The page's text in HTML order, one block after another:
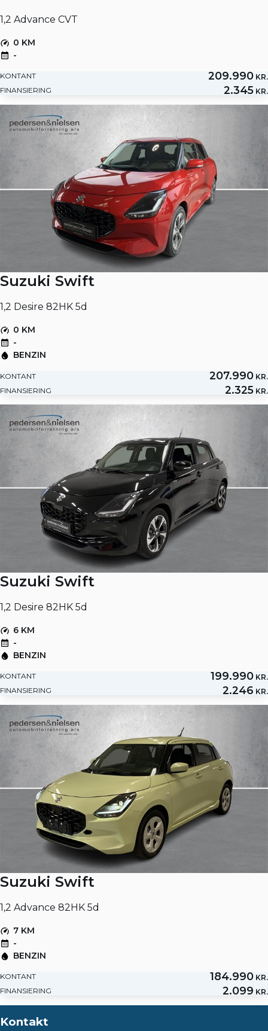
1,2 Advance CVT
0 KM
-
KONTANT 209.990 KR.
FINANSIERING
2.345 KR.
Suzuki Swift
1,2 Desire 82HK 5d
0 KM
-
BENZIN
KONTANT 207.990 KR.
FINANSIERING
2.325 KR.
Suzuki Swift
1,2 Desire 82HK 5d
6 KM
-
BENZIN
KONTANT 199.990 KR.
FINANSIERING
2.246 KR.
Suzuki Swift
1,2 Advance 82HK 5d
7 KM
-
BENZIN
KONTANT 184.990 KR.
FINANSIERING
2.099 KR.
Kontakt